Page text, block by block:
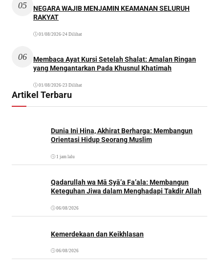
05
NEGARA WAJIB MENJAMIN KEAMANAN SELURUH
RAKYAT
01/08/2026•24 Dilihat
06
Membaca Ayat Kursi Setelah Shalat: Amalan Ringan
yang Mengantarkan Pada Khusnul Khatimah
01/08/2026•23 Dilihat
Artikel Terbaru
Dunia Ini Hina, Akhirat Berharga: Membangun
Orientasi Hidup Seorang Muslim
1 jam lalu
Qadarullah wa Mā Syā’a Fa’ala: Membangun
Keteguhan Jiwa dalam Menghadapi Takdir Allah
06/08/2026
Kemerdekaan dan Keikhlasan
06/08/2026